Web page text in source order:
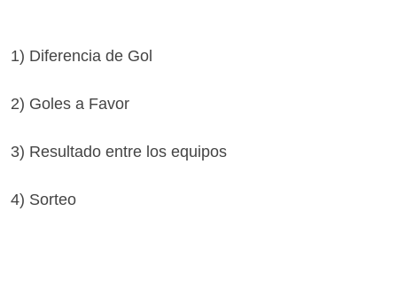
1) Diferencia de Gol
2) Goles a Favor
3) Resultado entre los equipos
4) Sorteo